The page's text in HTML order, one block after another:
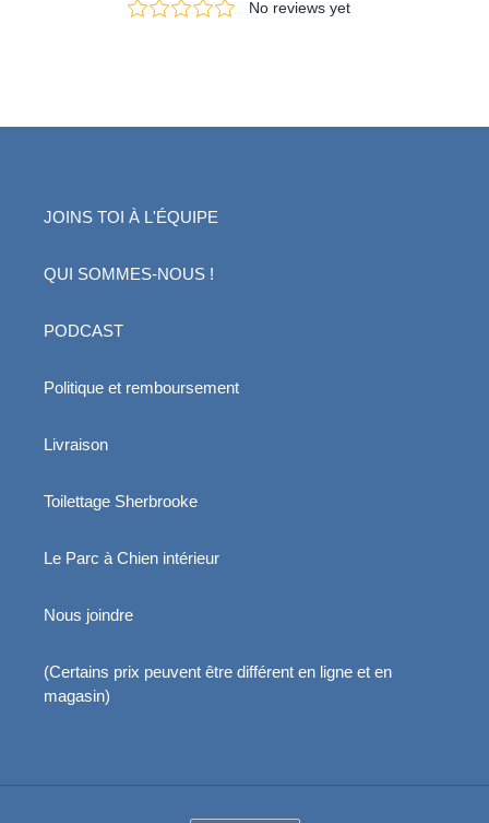
JOINS TOI À L'ÉQUIPE
QUI SOMMES-NOUS !
PODCAST
Politique et remboursement
Livraison
Toilettage Sherbrooke
Le Parc à Chien intérieur
Nous joindre
(Certains prix peuvent être différent en ligne et en
magasin)